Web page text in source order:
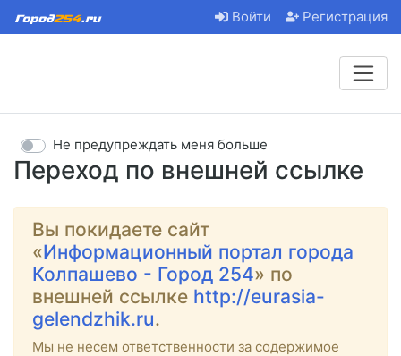
Войти Регистрация
Переход по внешней ссылке
Не предупреждать меня больше
Вы покидаете сайт
«Информационный портал города
Колпашево - Город 254» по
внешней ссылке http://eurasia-
gelendzhik.ru.
Мы не несем ответственности за содержимое